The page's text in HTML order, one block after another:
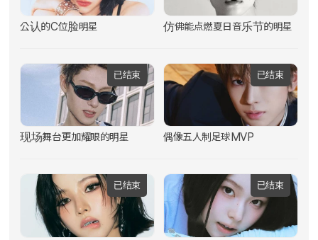
公认的C位脸明星 仿佛能点燃夏日音乐节的明星
已结束
现场舞台更加耀眼的明星
已结束
偶像五人制足球MVP
已结束 已结束